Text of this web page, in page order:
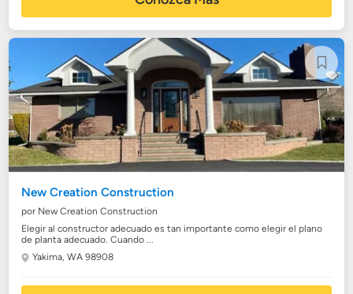
New Creation Construction
por New Creation Construction
Elegir al constructor adecuado es tan importante como elegir el plano
de planta adecuado. Cuando ...
Yakima, WA 98908